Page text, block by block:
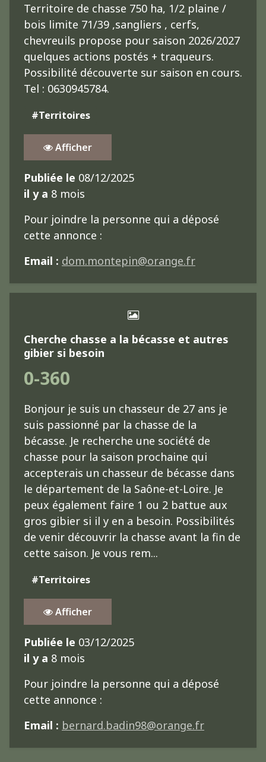
Territoire de chasse 750 ha, 1/2 plaine /
bois limite 71/39 ,sangliers , cerfs,
chevreuils propose pour saison 2026/2027
quelques actions postés + traqueurs.
Possibilité découverte sur saison en cours.
Tel : 0630945784.
#Territoires
Afficher
Publiée le 08/12/2025
il y a 8 mois
Pour joindre la personne qui a déposé
cette annonce :
Email : dom.montepin@orange.fr
Cherche chasse a la bécasse et autres
gibier si besoin
0-360
Bonjour je suis un chasseur de 27 ans je
suis passionné par la chasse de la
bécasse. Je recherche une société de
chasse pour la saison prochaine qui
accepterais un chasseur de bécasse dans
le département de la Saône-et-Loire. Je
peux également faire 1 ou 2 battue aux
gros gibier si il y en a besoin. Possibilités
de venir découvrir la chasse avant la fin de
cette saison. Je vous rem...
#Territoires
Afficher
Publiée le 03/12/2025
il y a 8 mois
Pour joindre la personne qui a déposé
cette annonce :
Email : bernard.badin98@orange.fr